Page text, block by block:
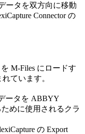
ータを双方向に移動
Connector の
M-Files にロードす
ています。
ータを ABBYY
めに使用されるクラ
の Export